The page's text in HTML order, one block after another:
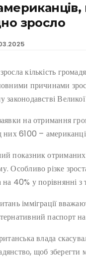
зросло
кількість
причинами
законодавстві
на отримання
них 6100 –
показник отриманих
Особливо різке
на 40% у порівнянні
імміграції
паспорт
влада
щоб зберегти